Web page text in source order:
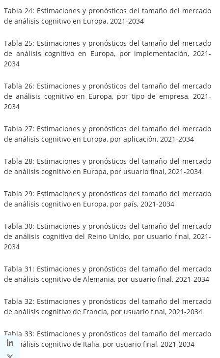
Tabla 24: Estimaciones y pronósticos del tamaño del mercado
de análisis cognitivo en Europa, 2021-2034
Tabla 25: Estimaciones y pronósticos del tamaño del mercado
de análisis cognitivo en Europa, por implementación, 2021-
2034
Tabla 26: Estimaciones y pronósticos del tamaño del mercado
de análisis cognitivo en Europa, por tipo de empresa, 2021-
2034
Tabla 27: Estimaciones y pronósticos del tamaño del mercado
de análisis cognitivo en Europa, por aplicación, 2021-2034
Tabla 28: Estimaciones y pronósticos del tamaño del mercado
de análisis cognitivo en Europa, por usuario final, 2021-2034
Tabla 29: Estimaciones y pronósticos del tamaño del mercado
de análisis cognitivo en Europa, por país, 2021-2034
Tabla 30: Estimaciones y pronósticos del tamaño del mercado
de análisis cognitivo del Reino Unido, por usuario final, 2021-
2034
Tabla 31: Estimaciones y pronósticos del tamaño del mercado
de análisis cognitivo de Alemania, por usuario final, 2021-2034
Tabla 32: Estimaciones y pronósticos del tamaño del mercado
de análisis cognitivo de Francia, por usuario final, 2021-2034
Tabla 33: Estimaciones y pronósticos del tamaño del mercado
de análisis cognitivo de Italia, por usuario final, 2021-2034